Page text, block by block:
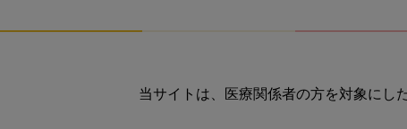
当サイトは、医療関係者の方を対象にし